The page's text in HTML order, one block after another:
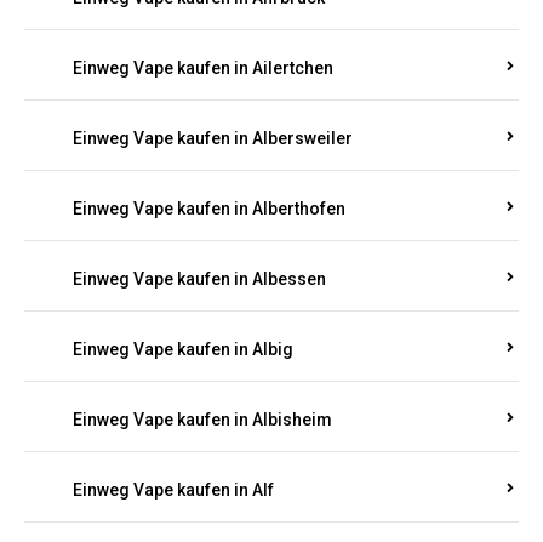
Einweg Vape kaufen in Ailertchen
Einweg Vape kaufen in Albersweiler
Einweg Vape kaufen in Alberthofen
Einweg Vape kaufen in Albessen
Einweg Vape kaufen in Albig
Einweg Vape kaufen in Albisheim
Einweg Vape kaufen in Alf